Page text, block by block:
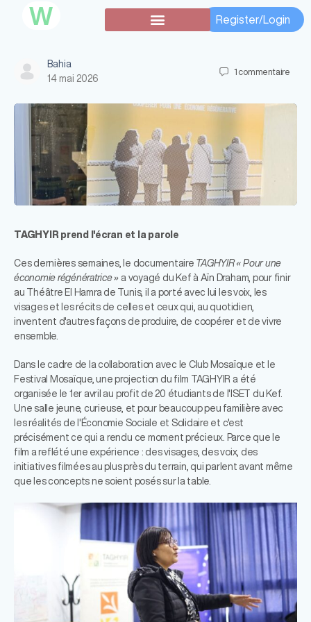
W Register/Login
Bahia
14 mai 2026
1 commentaire
TAGHYIR prend l'écran et la parole
Ces dernières semaines, le documentaire TAGHYIR « Pour une
économie régénératrice » a voyagé du Kef à Aïn Draham, pour finir
au Théâtre El Hamra de Tunis, il a porté avec lui les voix, les
visages et les récits de celles et ceux qui, au quotidien,
inventent d'autres façons de produire, de coopérer et de vivre
ensemble.
Dans le cadre de la collaboration avec le Club Mosaïque et le
Festival Mosaïque, une projection du film TAGHYIR a été
organisée le 1er avril au profit de 20 étudiants de l'ISET du Kef.
Une salle jeune, curieuse, et pour beaucoup peu familière avec
les réalités de l'Économie Sociale et Solidaire et c'est
précisément ce qui a rendu ce moment précieux. Parce que le
film a reflété une expérience : des visages, des voix, des
initiatives filmées au plus près du terrain, qui parlent avant même
que les concepts ne soient posés sur la table.